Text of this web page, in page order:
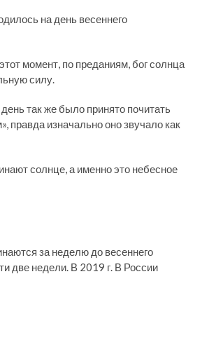
на день весеннего
момент, по преданиям, бог солнца
силу.
так же было принято почитать
изначально оно звучало как
солнце, а именно это небесное
за неделю до весеннего
две недели. В 2019 г. В России